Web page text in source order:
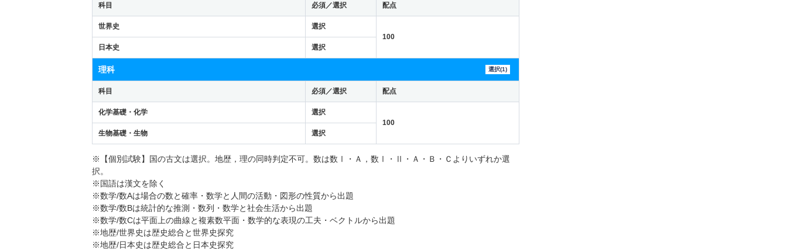
科目 必須／選択 配点
世界史
選択
100
日本史
選択
理科 選択(1)
科目 必須／選択 配点
化学基礎・化学
選択
100
生物基礎・生物
選択
※【個別試験】国の古文は選択。地歴，理の同時判定不可。数は数Ⅰ・Ａ，数Ⅰ・Ⅱ・Ａ・Ｂ・Ｃよりいずれか選
択。
※国語は漢文を除く
※数学/数Aは場合の数と確率・数学と人間の活動・図形の性質から出題
※数学/数Bは統計的な推測・数列・数学と社会生活から出題
※数学/数Cは平面上の曲線と複素数平面・数学的な表現の工夫・ベクトルから出題
※地歴/世界史は歴史総合と世界史探究
※地歴/日本史は歴史総合と日本史探究